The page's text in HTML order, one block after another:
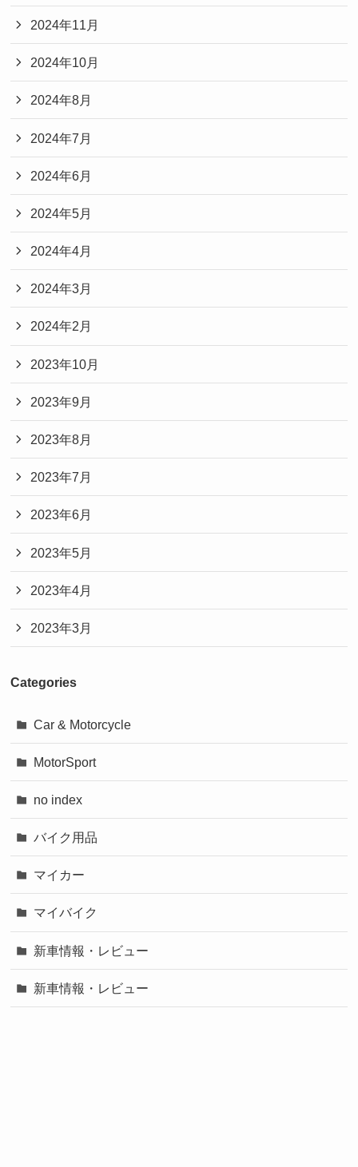
2024年11月
2024年10月
2024年8月
2024年7月
2024年6月
2024年5月
2024年4月
2024年3月
2024年2月
2023年10月
2023年9月
2023年8月
2023年7月
2023年6月
2023年5月
2023年4月
2023年3月
Categories
Car & Motorcycle
MotorSport
no index
バイク用品
マイカー
マイバイク
新車情報・レビュー
新車情報・レビュー